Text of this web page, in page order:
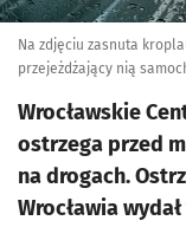
Na zdjęciu zasnuta
przejeżdżający nią
Wrocławskie
ostrzega przed
na drogach.
Wrocławia